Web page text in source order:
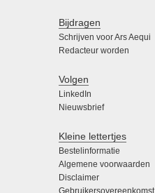
Bijdragen
Schrijven voor Ars Aequi
Redacteur worden
Volgen
LinkedIn
Nieuwsbrief
Kleine lettertjes
Bestelinformatie
Algemene voorwaarden
Disclaimer
Gebruikersovereenkomst